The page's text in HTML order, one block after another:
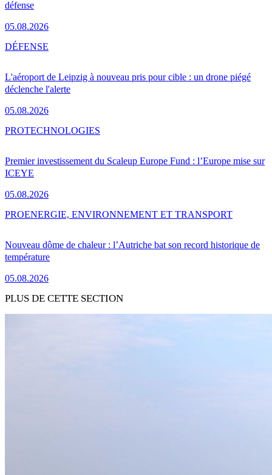
défense
05.08.2026
L'aéroport de Leipzig à nouveau pris pour cible : un drone piégé
déclenche l'alerte
05.08.2026
DÉFENSE
Premier investissement du Scaleup Europe Fund : l’Europe mise sur
ICEYE
05.08.2026
PROTECHNOLOGIES
Nouveau dôme de chaleur : l’Autriche bat son record historique de
température
05.08.2026
PROENERGIE, ENVIRONNEMENT ET TRANSPORT
PLUS DE CETTE SECTION